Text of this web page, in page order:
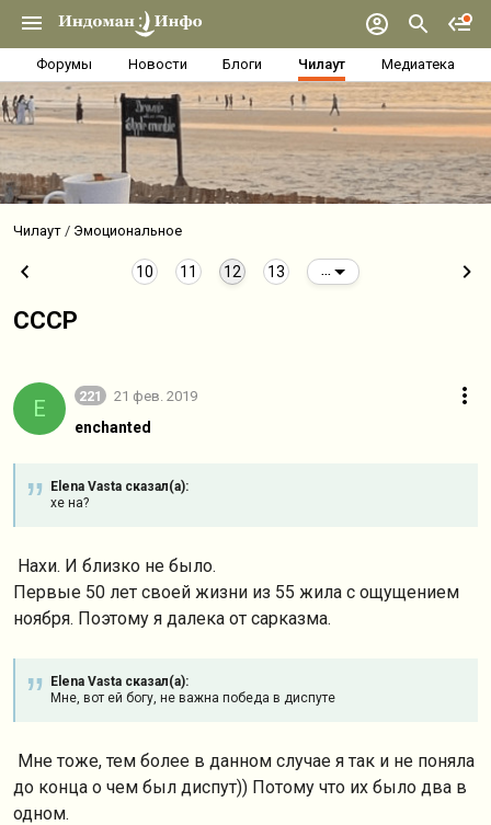
Форумы Новости Блоги Чилаут Медиатека
Чилаут Эмоциональное
10 11 12 13
СССР
E 221 21 фев. 2019
enchanted
Elena Vasta сказал(а):
хе на?
Нахи. И близко не было.
Первые 50 лет своей жизни из 55 жила с ощущением
ноября. Поэтому я далека от сарказма.
Elena Vasta сказал(а):
Мне, вот ей богу, не важна победа в диспуте
Мне тоже, тем более в данном случае я так и не поняла
до конца о чем был диспут)) Потому что их было два в
одном.